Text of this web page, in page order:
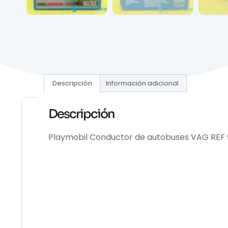
Descripción Información adicional
Descripción
Playmobil Conductor de autobuses VAG REF